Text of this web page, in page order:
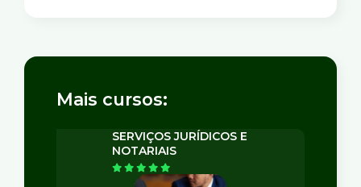
Mais cursos:
SERVIÇOS JURÍDICOS E
NOTARIAIS